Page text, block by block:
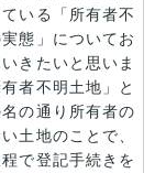
いる「所有者不
態」についてお
きたいと思いま
者不明土地」と
の通り所有者の
土地のことで、
で登記手続きを